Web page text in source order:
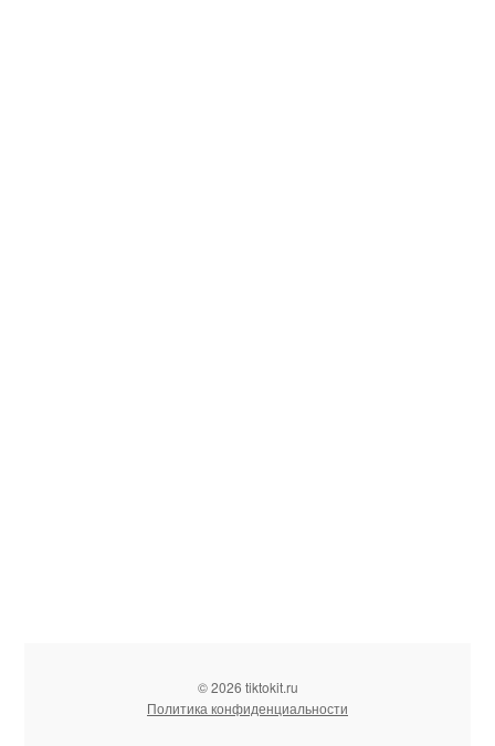
© 2026 tiktokit.ru
Политика конфиденциальности